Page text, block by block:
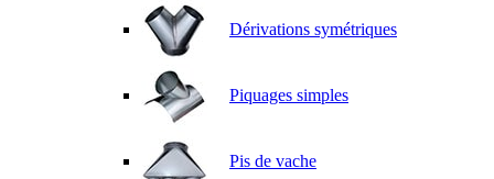
Dérivations symétriques
Piquages simples
Pis de vache